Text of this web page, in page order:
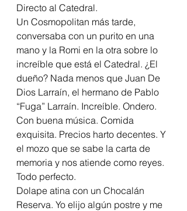
Directo al Catedral.
Un Cosmopolitan más tarde,
conversaba con un purito en una
mano y la Romi en la otra sobre lo
increíble que está el Catedral. ¿El
dueño? Nada menos que Juan De
Dios Larraín, el hermano de Pablo
“Fuga” Larraín. Increíble. Ondero.
Con buena música. Comida
exquisita. Precios harto decentes. Y
el mozo que se sabe la carta de
memoria y nos atiende como reyes.
Todo perfecto.
Dolape atina con un Chocalán
Reserva. Yo elijo algún postre y me